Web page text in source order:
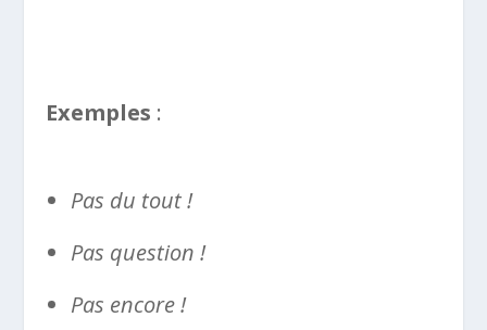
Exemples :
Pas du tout !
Pas question !
Pas encore !